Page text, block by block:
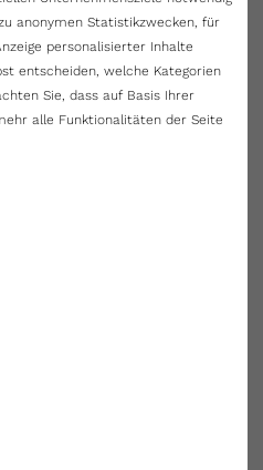
hoch
Gesamt: 0/ 16MB
geworden?
anonymen Statistikzwecken, für
personalisierter Inhalte
entscheiden, welche Kategorien
Sie, dass auf Basis Ihrer
alle Funktionalitäten der Seite